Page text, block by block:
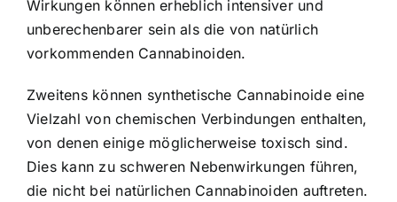
Wirkungen können erheblich intensiver und
unberechenbarer sein als die von natürlich
vorkommenden Cannabinoiden.
Zweitens können synthetische Cannabinoide eine
Vielzahl von chemischen Verbindungen enthalten,
von denen einige möglicherweise toxisch sind.
Dies kann zu schweren Nebenwirkungen führen,
die nicht bei natürlichen Cannabinoiden auftreten.